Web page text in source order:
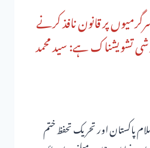
پر قانون نافذ کرنے
تشویشناک ہے: سید محمد
پاکستان اور تحریک تحفظ ختم